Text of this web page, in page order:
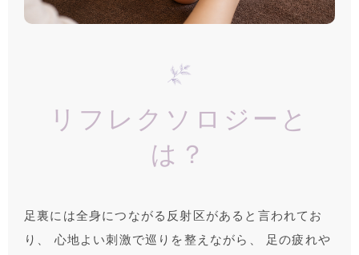
リフレクソロジーと
は？
足裏には全身につながる反射区があると言われてお
り、 心地よい刺激で巡りを整えながら、 足の疲れや